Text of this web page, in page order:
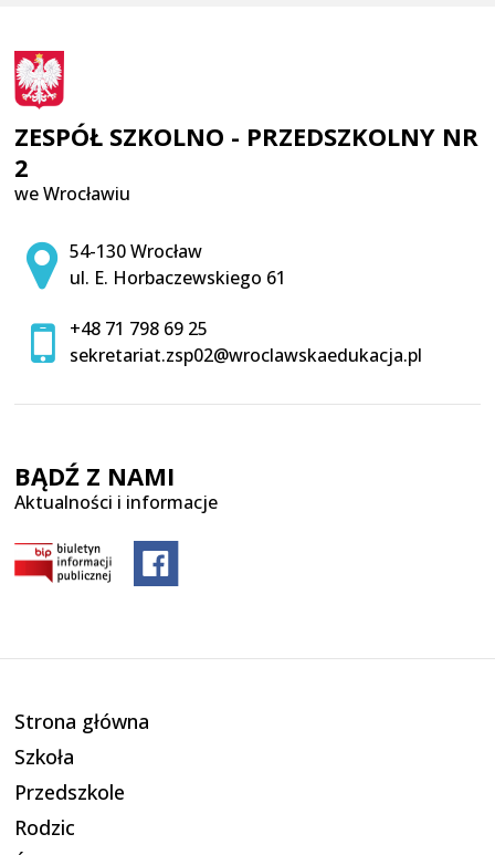
ZESPÓŁ SZKOLNO - PRZEDSZKOLNY NR
2
we Wrocławiu
Adres pocztowy:
54-130 Wrocław
ul. E. Horbaczewskiego 61
+48 71 798 69 25
sekretariat.zsp02@wroclawskaedukacja.pl
BĄDŹ Z NAMI
Aktualności i informacje
Strona główna
Szkoła
Przedszkole
Rodzic